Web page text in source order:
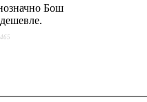
Бош